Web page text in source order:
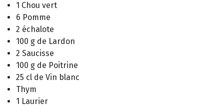
1 Chou vert
6 Pomme
2 échalote
100 g de Lardon
2 Saucisse
100 g de Poitrine
25 cl de Vin blanc
Thym
1 Laurier